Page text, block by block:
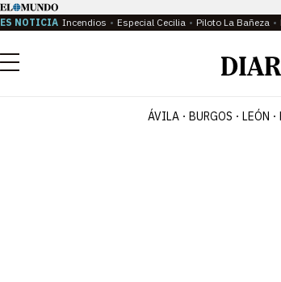
ES NOTICIA Incendios Especial Cecilia Piloto La Bañeza
Menú
ÁVILA BURGOS LEÓN